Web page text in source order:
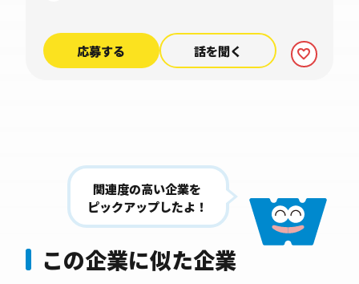
応募する 話を聞く
この企業に似た企業
関連度の高い企業を
ピックアップしたよ！